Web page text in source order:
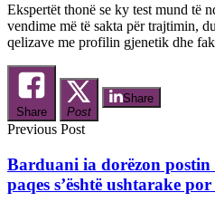
Ekspertët thonë se ky test mund të
vendime më të sakta për trajtimin,
qelizave me profilin gjenetik dhe
Share Post
Share
Previous Post
Barduani ia dorëzon
paqes s’është ushtarake